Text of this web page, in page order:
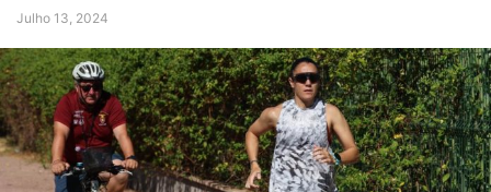
Julho 13, 2024